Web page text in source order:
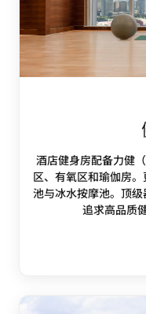
酒店健身房配备力健
区、有氧区和瑜伽房
池与冰水按摩池。顶
追求高品质